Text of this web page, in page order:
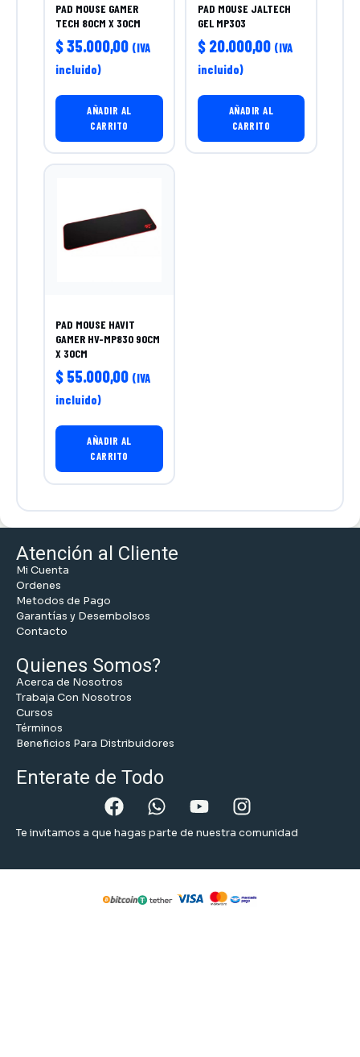
PAD MOUSE GAMER
TECH 80CM X 30CM
$35.000,00 (IVA
incluido)
AÑADIR AL
CARRITO
PAD MOUSE JALTECH
GEL MP303
$20.000,00 (IVA
incluido)
AÑADIR AL
CARRITO
PAD MOUSE HAVIT
GAMER HV-MP830 90CM
X 30CM
$ 55.000,00 (IVA
incluido)
AÑADIR AL
CARRITO
Atención al Cliente
Mi Cuenta
Ordenes
Metodos de Pago
Garantías y Desembolsos
Contacto
Quienes Somos?
Acerca de Nosotros
Trabaja Con Nosotros
Cursos
Términos
Beneficios Para Distribuidores
Enterate de Todo
Te invitamos a que hagas parte de nuestra comunidad